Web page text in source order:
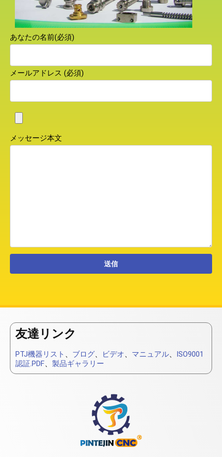
あなたの名前(必須)
メールアドレス (必須)
メッセージ本文
友達リンク
PTJ機器リスト 、 ブログ、 ビデオ、 マニュアル、 ISO9001
認証.PDF、 製品ギャラリー